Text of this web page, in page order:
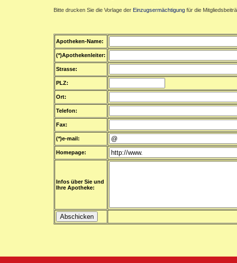
Bitte drucken Sie die Vorlage der Einzugsermächtigung für die
Apotheken-Name:
(*)Apothekenleiter:
Strasse:
PLZ:
Ort:
Telefon:
Fax:
(*)e-mail:
Homepage:
Infos über Sie und
Ihre Apotheke: